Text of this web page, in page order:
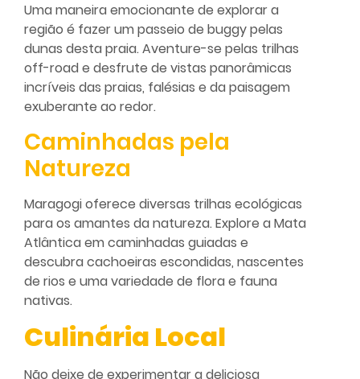
Uma maneira emocionante de explorar a
região é fazer um passeio de buggy pelas
dunas desta praia. Aventure-se pelas trilhas
off-road e desfrute de vistas panorâmicas
incríveis das praias, falésias e da paisagem
exuberante ao redor.
Caminhadas pela
Natureza
Maragogi oferece diversas trilhas ecológicas
para os amantes da natureza. Explore a Mata
Atlântica em caminhadas guiadas e
descubra cachoeiras escondidas, nascentes
de rios e uma variedade de flora e fauna
nativas.
Culinária Local
Não deixe de experimentar a deliciosa